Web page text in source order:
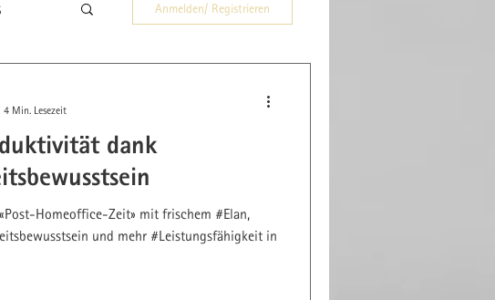
Anmelden/ Registrieren
dank
Homeoffice-Zeit» mit frischem #Elan,
und mehr #Leistungsfähigkeit in
4 Min. Lesezeit